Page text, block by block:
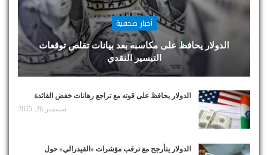
أخبار صحفية
الدولار يحافظ على مكاسبه بعد بيانات تقلص توقعات
التيسير النقدي
الدولار يحافظ على قوته مع تراجع رهانات خفض الفائدة
سبتمبر 26, 2025
الدولار يتأرجح مع ترقب مؤشرات «الفيدرالي» حول